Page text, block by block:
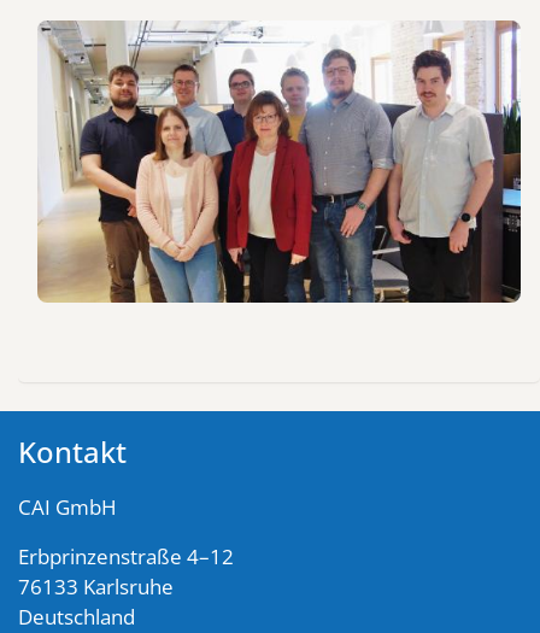
Kontakt
CAI GmbH
Erbprinzenstraße 4–12
76133 Karlsruhe
Deutschland